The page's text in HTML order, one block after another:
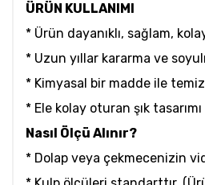
ÜRÜN KULLANIMI
* Ürün dayanıklı, sağlam,
* Uzun yıllar kararma ve
* Kimyasal bir madde ile
* Ele kolay oturan şık tasarımı
Nasıl Ölçü Alınır?
* Dolap veya çekmecenizin